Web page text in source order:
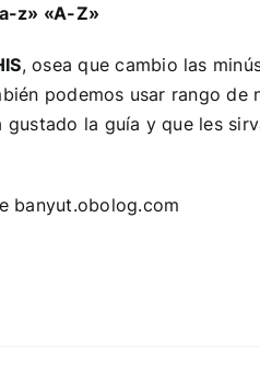
z» «A-Z»
, osea que cambio las
podemos usar rango de
gustado la guía y que les
banyut.obolog.com